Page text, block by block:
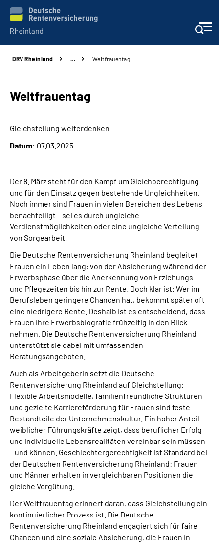
Aktuelles
Beratung und Kontakt
Klinikverbund
Über uns
Presse
Inhalte in Gebärdensprache (DGS)
Leichte Sprache
Suche
Mein Kundenportal
DRV Rheinland … Weltfrauentag
Weltfrauentag
Gleichstellung weiterdenken
Datum: 07.03.2025
Der 8. März steht für den Kampf um Gleichberechtigung
und für den Einsatz gegen bestehende Ungleichheiten.
Noch immer sind Frauen in vielen Bereichen des Lebens
benachteiligt – sei es durch ungleiche
Verdienstmöglichkeiten oder eine ungleiche Verteilung
von Sorgearbeit.
Die Deutsche Rentenversicherung Rheinland begleitet
Frauen ein Leben lang: von der Absicherung während der
Erwerbsphase über die Anerkennung von Erziehungs-
und Pflegezeiten bis hin zur Rente. Doch klar ist: Wer im
Berufsleben geringere Chancen hat, bekommt später oft
eine niedrigere Rente. Deshalb ist es entscheidend, dass
Frauen ihre Erwerbsbiografie frühzeitig in den Blick
nehmen. Die Deutsche Rentenversicherung Rheinland
unterstützt sie dabei mit umfassenden
Beratungsangeboten.
Auch als Arbeitgeberin setzt die Deutsche
Rentenversicherung Rheinland auf Gleichstellung:
Flexible Arbeitsmodelle, familienfreundliche Strukturen
und gezielte Karriereförderung für Frauen sind feste
Bestandteile der Unternehmenskultur. Ein hoher Anteil
weiblicher Führungskräfte zeigt, dass beruflicher Erfolg
und individuelle Lebensrealitäten vereinbar sein müssen
– und können. Geschlechtergerechtigkeit ist Standard bei
der Deutschen Rentenversicherung Rheinland: Frauen
und Männer erhalten in vergleichbaren Positionen die
gleiche Vergütung.
Der Weltfrauentag erinnert daran, dass Gleichstellung ein
kontinuierlicher Prozess ist. Die Deutsche
Rentenversicherung Rheinland engagiert sich für faire
Chancen und eine soziale Absicherung, die Frauen in